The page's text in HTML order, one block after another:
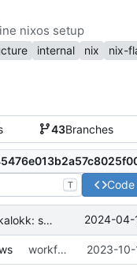
43Branches
T Code
bekkalokk: set up pvv-nettsiden 2024-04-
workflows/eval: init - evaluate flake in gitea actions 2023-
nixos setup
internal nix nix-